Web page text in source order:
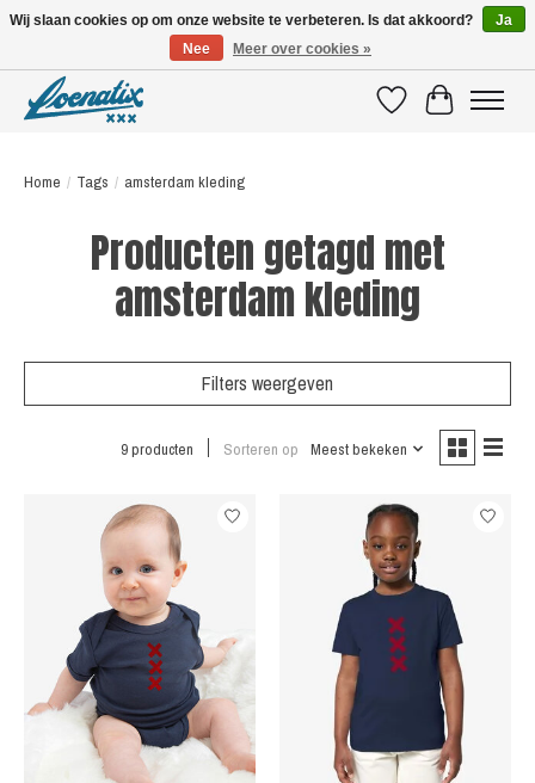
VerlanglijstWinkelwagen
Home / Tags / amsterdam kleding
Producten getagd met
amsterdam kleding
Filters weergeven
9 producten Sorteren op Meest bekeken
Wij slaan cookies op om onze website te verbeteren. Is dat akkoord?
Ja
Nee
Meer over cookies »